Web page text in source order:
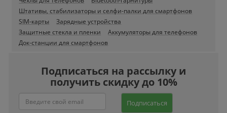
Штативы, стабилизаторы и селфи-палки для смартфонов
SIM-карты
Зарядные устройства
Защитные стекла и пленки
Аккумуляторы для телефонов
Док-станции для смартфонов
Подписаться на рассылку и
получить скидку до 10%
Подписаться